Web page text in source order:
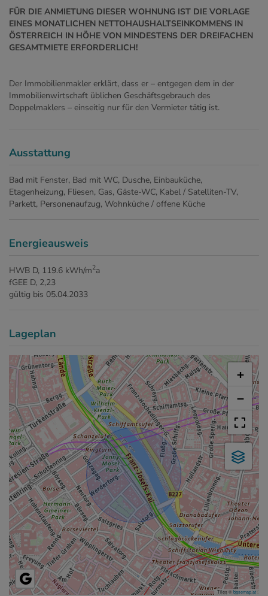
FÜR DIE ANMIETUNG DIESER WOHNUNG IST DIE VORLAGE
EINES MONATLICHEN NETTOHAUSHALTSEINKOMMENS IN
ÖSTERREICH IN HÖHE VON MINDESTENS DER DREIFACHEN
GESAMTMIETE ERFORDERLICH!
Der Immobilienmakler erklärt, dass er – entgegen dem in der
Immobilienwirtschaft üblichen Geschäftsgebrauch des
Doppelmaklers – einseitig nur für den Vermieter tätig ist.
Ausstattung
Bad mit Fenster Bad mit WC Dusche Einbauküche
Etagenheizung Fliesen Gas Gäste-WC Kabel / Satelliten-TV
Parkett Personenaufzug Wohnküche / offene Küche
Energieausweis
HWB D, 119.6 kWh/m2a
fGEE D, 2,23
gültig bis 05.04.2033
Lageplan
+
−
Tiles ©basemap.at